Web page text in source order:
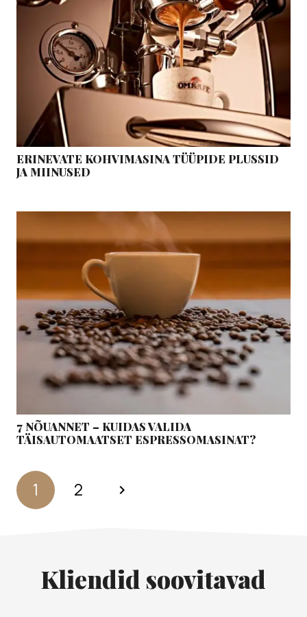
ERINEVATE KOHVIMASINA TÜÜPIDE PLUSSID
JA MIINUSED
7 NÕUANNET – KUIDAS VALIDA
TÄISAUTOMAATSET ESPRESSOMASINAT?
1 2
Kliendid soovitavad